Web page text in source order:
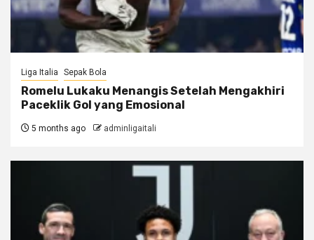
Liga Italia Sepak Bola
Romelu Lukaku Menangis Setelah Mengakhiri
Paceklik Gol yang Emosional
5 months ago adminligaitali